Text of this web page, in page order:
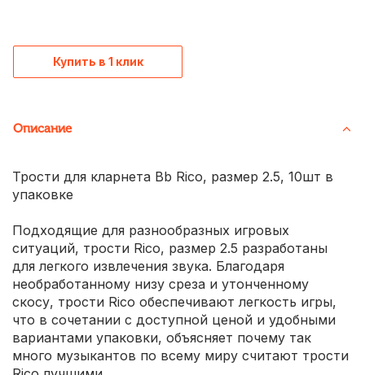
Купить в 1 клик
Описание
Трости для кларнета Bb Rico, размер 2.5, 10шт в
упаковке
Подходящие для разнообразных игровых
ситуаций, трости Rico, размер 2.5 разработаны
для легкого извлечения звука. Благодаря
необработанному низу среза и утонченному
скосу, трости Rico обеспечивают легкость игры,
что в сочетании с доступной ценой и удобными
вариантами упаковки, объясняет почему так
много музыкантов по всему миру считают трости